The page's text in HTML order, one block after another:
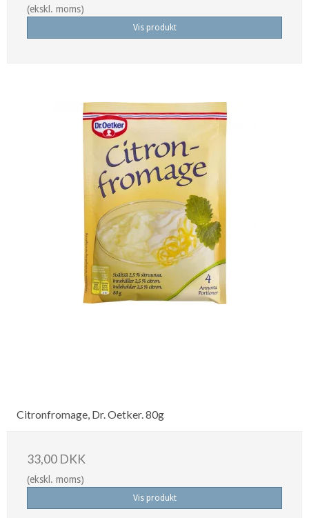
(ekskl. moms)
Vis produkt
Citronfromage, Dr. Oetker. 80g
33,00 DKK
(ekskl. moms)
Vis produkt